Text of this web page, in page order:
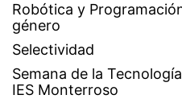
Robótica y
género
Selectividad
Semana de la
IES Monterroso